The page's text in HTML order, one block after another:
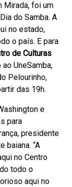
Mirada, foi um
do Samba. A
no estado,
o país. E para
de Culturas
UneSamba,
Pelourinho,
das 19h.
e
para
presidente
baiana. “A
no Centro
todo o
aqui no